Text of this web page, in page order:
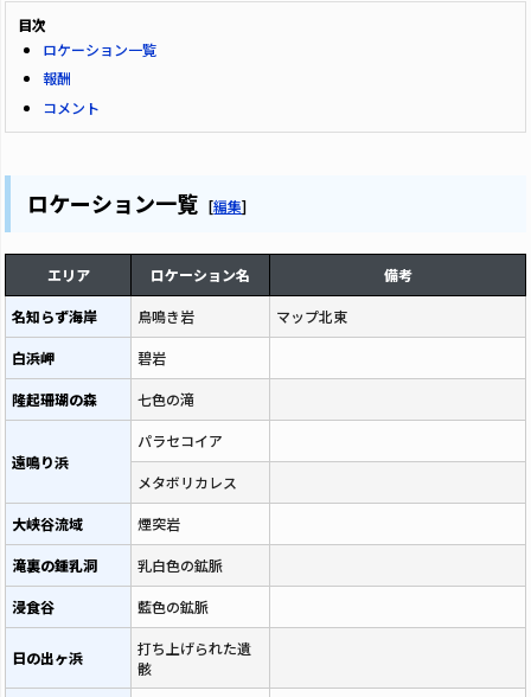
目次
ロケーション一覧
報酬
コメント
ロケーション一覧 [編集]
エリア ロケーション名 備考
名知らず海岸 鳥鳴き岩 マップ北東
白浜岬 碧岩
隆起珊瑚の森 七色の滝
遠鳴り浜
パラセコイア
メタボリカレス
大峡谷流域 煙突岩
滝裏の鍾乳洞 乳白色の鉱脈
浸食谷 藍色の鉱脈
日の出ヶ浜
打ち上げられた遺
骸